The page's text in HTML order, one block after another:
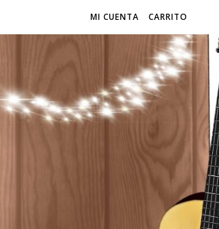
MI CUENTA CARRITO